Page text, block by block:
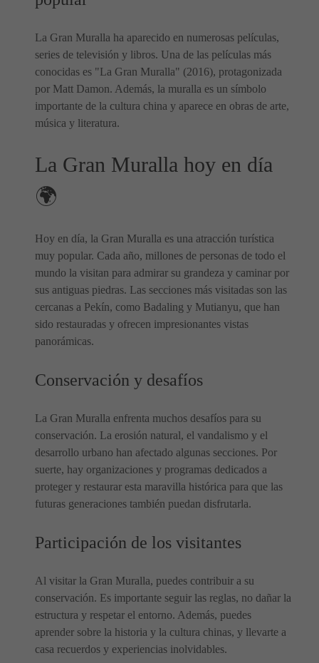
La Gran Muralla ha aparecido en numerosas películas,
series de televisión y libros. Una de las películas más
conocidas es "La Gran Muralla" (2016), protagonizada
por Matt Damon. Además, la muralla es un símbolo
importante de la cultura china y aparece en obras de arte,
música y literatura.
La Gran Muralla hoy en día
🌍
Hoy en día, la Gran Muralla es una atracción turística
muy popular. Cada año, millones de personas de todo el
mundo la visitan para admirar su grandeza y caminar por
sus antiguas piedras. Las secciones más visitadas son las
cercanas a Pekín, como Badaling y Mutianyu, que han
sido restauradas y ofrecen impresionantes vistas
panorámicas.
Conservación y desafíos
La Gran Muralla enfrenta muchos desafíos para su
conservación. La erosión natural, el vandalismo y el
desarrollo urbano han afectado algunas secciones. Por
suerte, hay organizaciones y programas dedicados a
proteger y restaurar esta maravilla histórica para que las
futuras generaciones también puedan disfrutarla.
Participación de los visitantes
Al visitar la Gran Muralla, puedes contribuir a su
conservación. Es importante seguir las reglas, no dañar la
estructura y respetar el entorno. Además, puedes
aprender sobre la historia y la cultura chinas, y llevarte a
casa recuerdos y experiencias inolvidables.